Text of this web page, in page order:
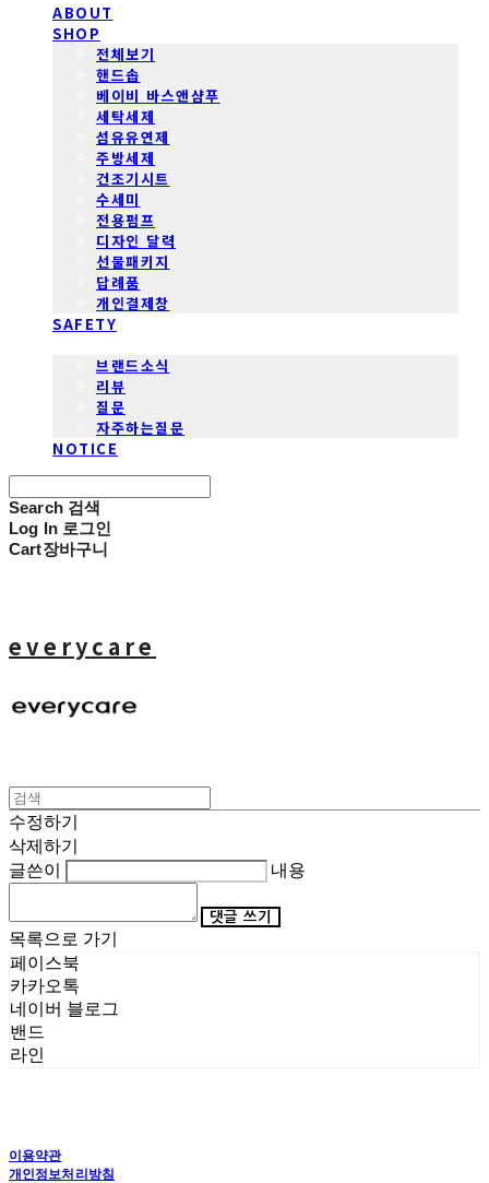
ABOUT
SHOP
전체보기
핸드솝
베이비 바스앤샴푸
세탁세제
섬유유연제
주방세제
건조기시트
수세미
전용펌프
디자인 달력
선물패키지
답례품
개인결제창
SAFETY
브랜드소식
리뷰
질문
자주하는질문
NOTICE
Search 검색
Log In 로그인
Cart장바구니
everycare
수정하기
삭제하기
글쓴이
내용
댓글 쓰기
목록으로 가기
페이스북
카카오톡
네이버 블로그
밴드
라인
이용약관
개인정보처리방침